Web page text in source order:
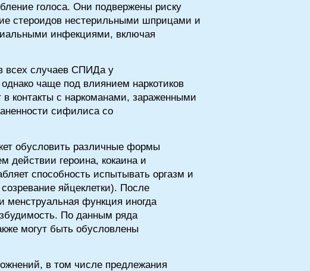
голоса. Они подвержены риску
стероидов нестерильными шприцами и
инфекциями, включая
всех случаев СПИДа у
чаще под влиянием наркотиков
контакты с наркоманами, зараженными
сифилиса со
обусловить различные формы
действии героина, кокаина и
способность испытывать оргазм и
яйцеклетки). После
менструальная функция иногда
По данным ряда
могут быть обусловлены
в том числе предлежания